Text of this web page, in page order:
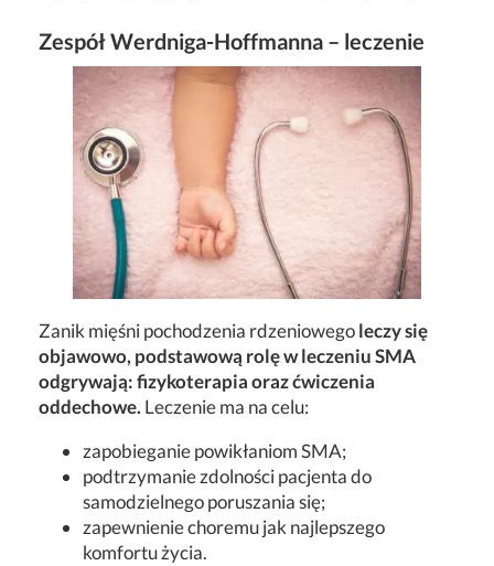
Zespół Werdniga-Hoffmanna – leczenie
Zanik mięśni pochodzenia rdzeniowegoleczy się
objawowo, podstawową rolę w leczeniu SMA
odgrywają: fizykoterapia oraz ćwiczenia
oddechowe. Leczenie ma na celu:
zapobieganie powikłaniom SMA;
podtrzymanie zdolności pacjenta do
samodzielnego poruszania się;
zapewnienie choremu jak najlepszego
komfortu życia.